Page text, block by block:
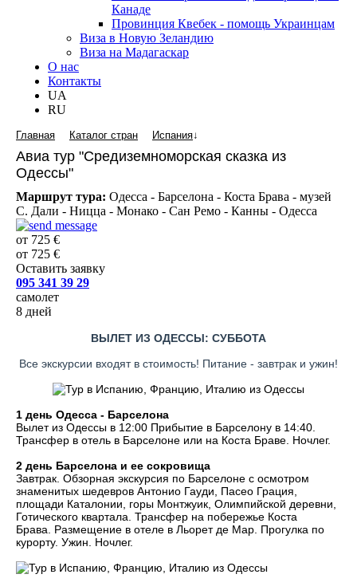
Канаде
Провинция Квебек - помощь Украинцам
Виза в Новую Зеландию
Виза на Мадагаскар
О нас
Контакты
UA
RU
Главная Каталог стран Испания↓
Авиа тур "Средиземноморская сказка из
Одессы"
Маршрут тура: Одесса - Барселона - Коста Брава - музей
С. Дали - Ницца - Монако - Сан Ремо - Канны - Одесса
от 725 €
от 725 €
Оставить заявку
095 341 39 29
самолет
8 дней
ВЫЛЕТ ИЗ ОДЕССЫ: СУББОТА
Все экскурсии входят в стоимость! Питание - завтрак и ужин!
1 день Одесса - Барселона
Вылет из Одессы в 12:00 Прибытие в Барселону в 14:40.
Трансфер в отель в Барселоне или на Коста Браве. Ночлег.
2 день Барселона и ее сокровища
Завтрак. Обзорная экскурсия по Барселоне с осмотром
знаменитых шедевров Антонио Гауди, Пасео Грация,
площади Каталонии, горы Монтжуик, Олимпийской деревни,
Готического квартала. Трансфер на побережье Коста
Брава. Размещение в отеле в Льорет де Мар. Прогулка по
курорту. Ужин. Ночлег.